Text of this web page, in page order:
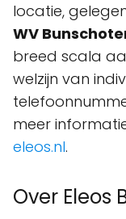
locatie,
WV
breed scala
welzijn van
meer
eleos.nl.
Over Eleos